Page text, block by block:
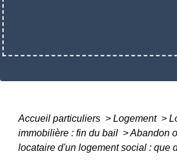
Accueil particuliers > Logement >
immobilière : fin du bail >Abandon
locataire d'un logement social : que